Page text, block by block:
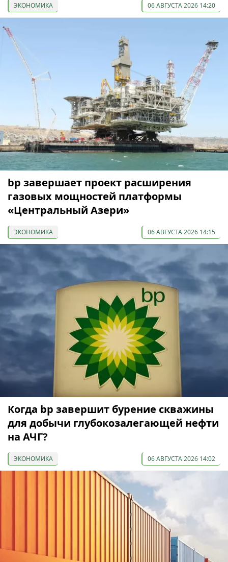
ЭКОНОМИКА 06 АВГУСТА 2026 14:20
bp завершает проект расширения
газовых мощностей платформы
«Центральный Азери»
ЭКОНОМИКА 06 АВГУСТА 2026 14:15
Когда bp завершит бурение скважины
для добычи глубокозалегающей нефти
на АЧГ?
ЭКОНОМИКА 06 АВГУСТА 2026 14:02